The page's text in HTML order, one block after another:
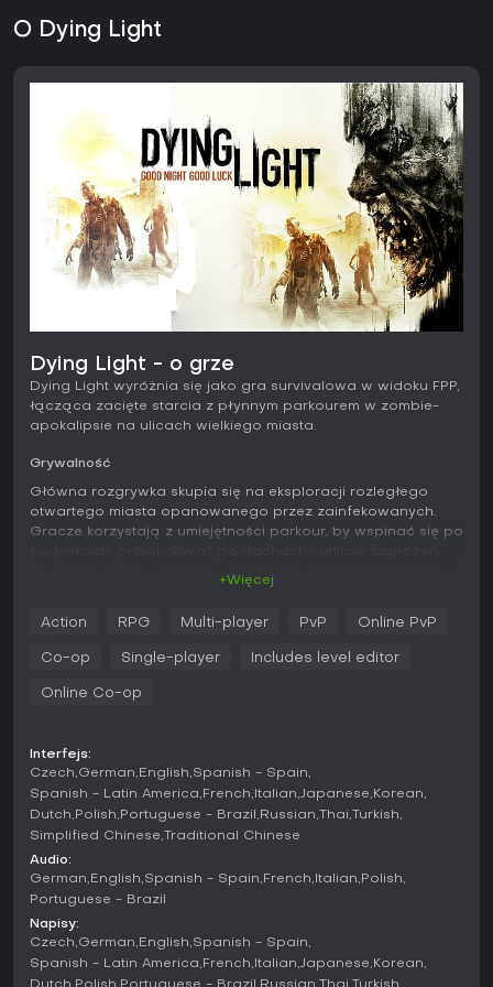
O Dying Light
Dying Light - o grze
Dying Light wyróżnia się jako gra survivalowa w widoku FPP,
łącząca zacięte starcia z płynnym parkourem w zombie-
apokalipsie na ulicach wielkiego miasta.
Grywalność
Główna rozgrywka skupia się na eksploracji rozległego
otwartego miasta opanowanego przez zainfekowanych.
Gracze korzystają z umiejętności parkour, by wspinać się po
Walka opiera się na broni białej, którą można craftingować
hordami wrogów. Kluczowym elementem jest cykl dzień-noc:
za dnia względnie bezpiecznie buszuje się po zasoby, nocą
podkręcając napięcie. Otoczenie też pomaga - pułapki czy
Aspekty survivalowe obejmują zarządzanie zasobami na
zdrowie i wytrzymałość, a rozwój postaci to
odblokowywanie nowych zdolności poprawiających
mobilność i skuteczność w walce. Gra promuje kreatywne
taktyki, jak zastawianie zasadzek czy odwracanie uwagi
wrogów, by przerzedzić ich szeregi przed bezpośrednim
starciem.
Tryby gry
Kampania fabularna opowiada historię z rozgałęzieniami
wyborów wpływającymi na sojusze i zakończenia,
skupiając się na misji protagonisty w skażonym mieście. Co-
+Więcej
Action RPG Multi-player PvP Online PvP
Co-op Single-player Includes level editor
Online Co-op
Interfejs:
Czech German English Spanish - Spain
Spanish - Latin America French Italian Japanese Korean
Dutch Polish Portuguese - Brazil Russian Thai Turkish
Simplified Chinese Traditional Chinese
Audio:
German English Spanish - Spain French Italian Polish
Portuguese - Brazil
Napisy:
Czech German English Spanish - Spain
Spanish - Latin America French Italian Japanese Korean